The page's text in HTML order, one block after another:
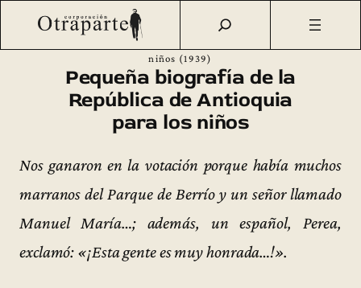
Saltar
Otraparte.org/Fernando González Ideas Textos sueltos/
Pequeña biografía de la República de Antioquia para los
niños (1939)
Pequeña biografía de la
República de Antioquia
para los niños
Nos ganaron en la votación porque había muchos
marranos del Parque de Berrío y un señor llamado
Manuel María…; además, un español, Perea,
exclamó: «¡Esta gente es muy honrada…!».